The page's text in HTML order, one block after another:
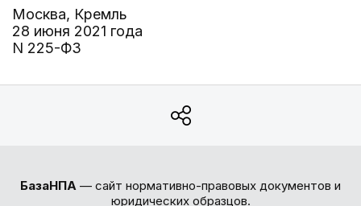
Москва, Кремль
28 июня 2021 года
N 225-ФЗ
БазаНПА — сайт нормативно-правовых документов и
юридических образцов.